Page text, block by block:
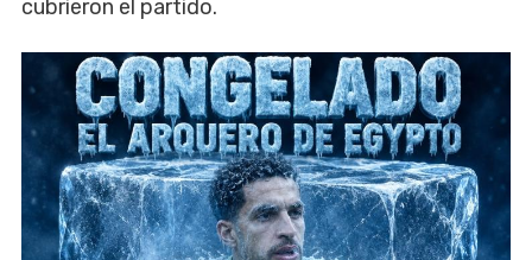
cubrieron el partido.